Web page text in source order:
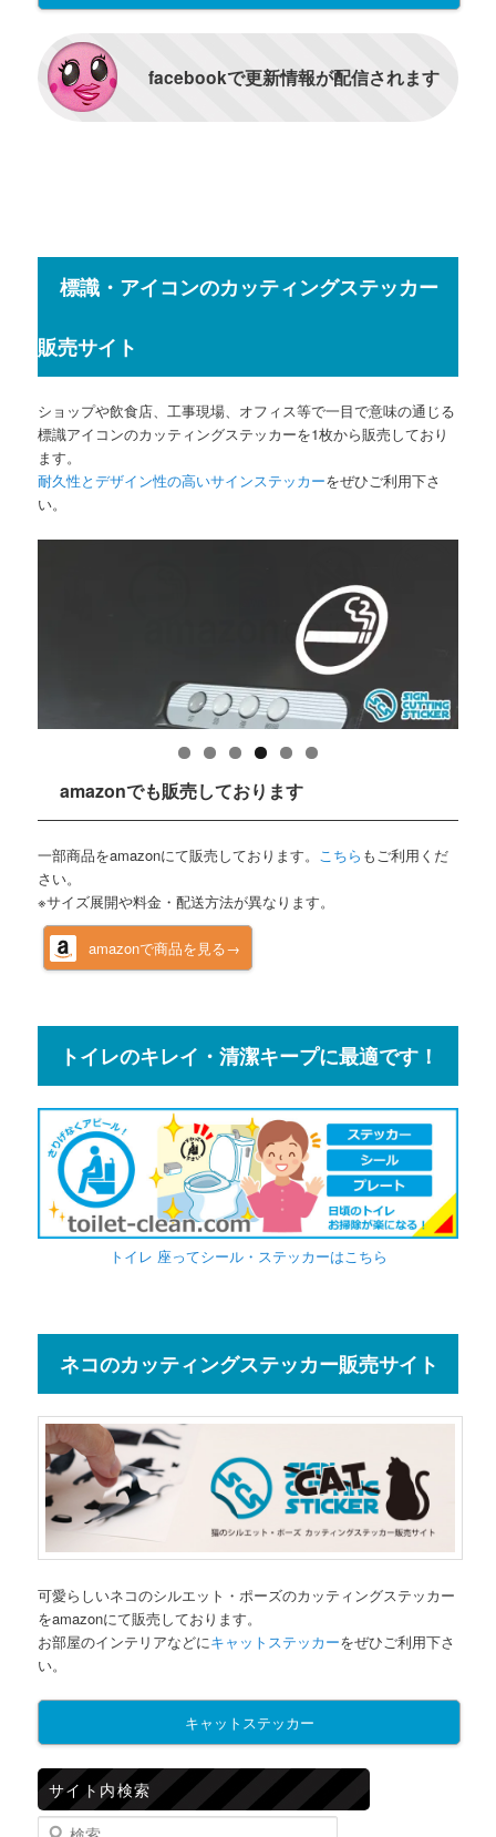
facebookで更新情報が配信されます
標識・アイコンのカッティングステッカー
販売サイト
ショップや飲食店、工事現場、オフィス等で一目で意味の通じる
標識アイコンのカッティングステッカーを1枚から販売しており
ます。
耐久性とデザイン性の高いサインステッカーをぜひご利用下さ
い。
amazonでも販売しております
一部商品をamazonにて販売しております。 こちら もご利用くだ
さい。
※サイズ展開や料金・配送方法が異なります。
amazonで商品を見る→
トイレのキレイ・清潔キープに最適です！
トイレ 座ってシール・ステッカーはこちら
ネコのカッティングステッカー販売サイト
可愛らしいネコのシルエット・ポーズのカッティングステッカー
をamazonにて販売しております。
お部屋のインテリアなどにキャットステッカーをぜひご利用下さ
い。
キャットステッカー
サイト内検索
検索